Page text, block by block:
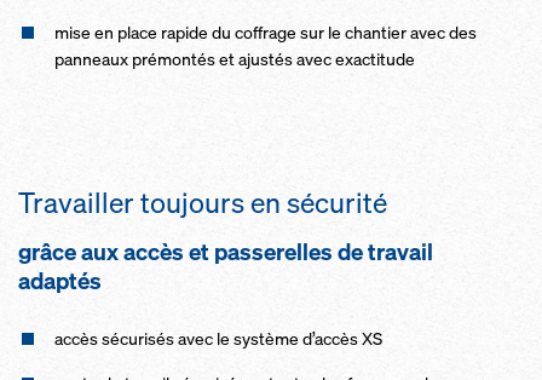
mise en place rapide du coffrage sur le chantier avec des
panneaux prémontés et ajustés avec exactitude
Travailler toujours en sécurité
grâce aux accès et passerelles de travail
adaptés
accès sécurisés avec le système d’accès XS